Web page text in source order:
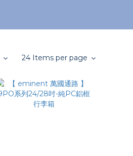
24 Items per page